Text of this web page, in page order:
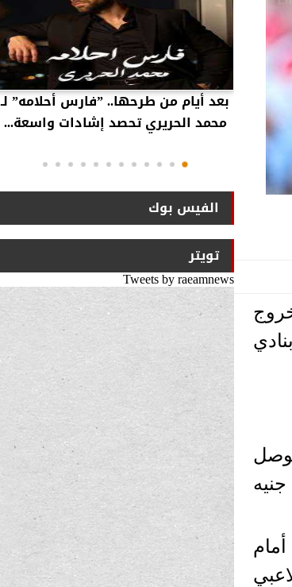
تبلغ نحو 30 مليون جنيه
أمام
بعد أيام من طرحها.. ”فارس أحلامه” لـ
محمد الحريري تحصد إشادات واسعة...
الفيس بوك
تويتر
Tweets by raeamnews